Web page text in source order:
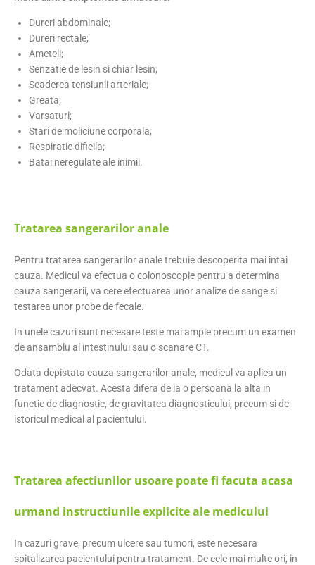
Dureri abdominale;
Dureri rectale;
Ameteli;
Senzatie de lesin si chiar lesin;
Scaderea tensiunii arteriale;
Greata;
Varsaturi;
Stari de moliciune corporala;
Respiratie dificila;
Batai neregulate ale inimii.
Tratarea sangerarilor anale
Pentru tratarea sangerarilor anale trebuie descoperita mai intai
cauza. Medicul va efectua o colonoscopie pentru a determina
cauza sangerarii, va cere efectuarea unor analize de sange si
testarea unor probe de fecale.
In unele cazuri sunt necesare teste mai ample precum un examen
de ansamblu al intestinului sau o scanare CT.
Odata depistata cauza sangerarilor anale, medicul va aplica un
tratament adecvat. Acesta difera de la o persoana la alta in
functie de diagnostic, de gravitatea diagnosticului, precum si de
istoricul medical al pacientului.
Tratarea afectiunilor usoare poate fi facuta acasa
urmand instructiunile explicite ale medicului
In cazuri grave, precum ulcere sau tumori, este necesara
spitalizarea pacientului pentru tratament. De cele mai multe ori, in